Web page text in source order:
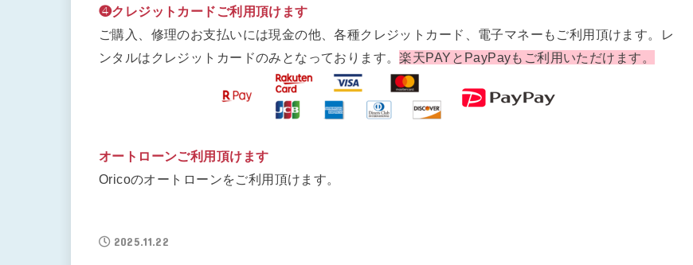
❹クレジットカードご利用頂けます
ご購入、修理のお支払いには現金の他、各種クレジットカード、電子マネーもご利用頂けます。レ
ンタルはクレジットカードのみとなっております。楽天PAYとPayPayもご利用いただけます。
オートローンご利用頂けます
Oricoのオートローンをご利用頂けます。
2025.11.22